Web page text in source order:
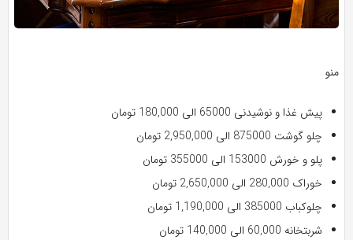
منو
پیش غذا و نوشیدنی 65000 الی 180,000 تومان
چلو گوشت 875000 الی 2,950,000 تومان
پلو و خورش 153000 الی 355000 تومان
خوراک 280,000 الی 2,650,000 تومان
چلوکباب 385000 الی 1,190,000 تومان
شربتخانه 60,000 الی 140,000 تومان